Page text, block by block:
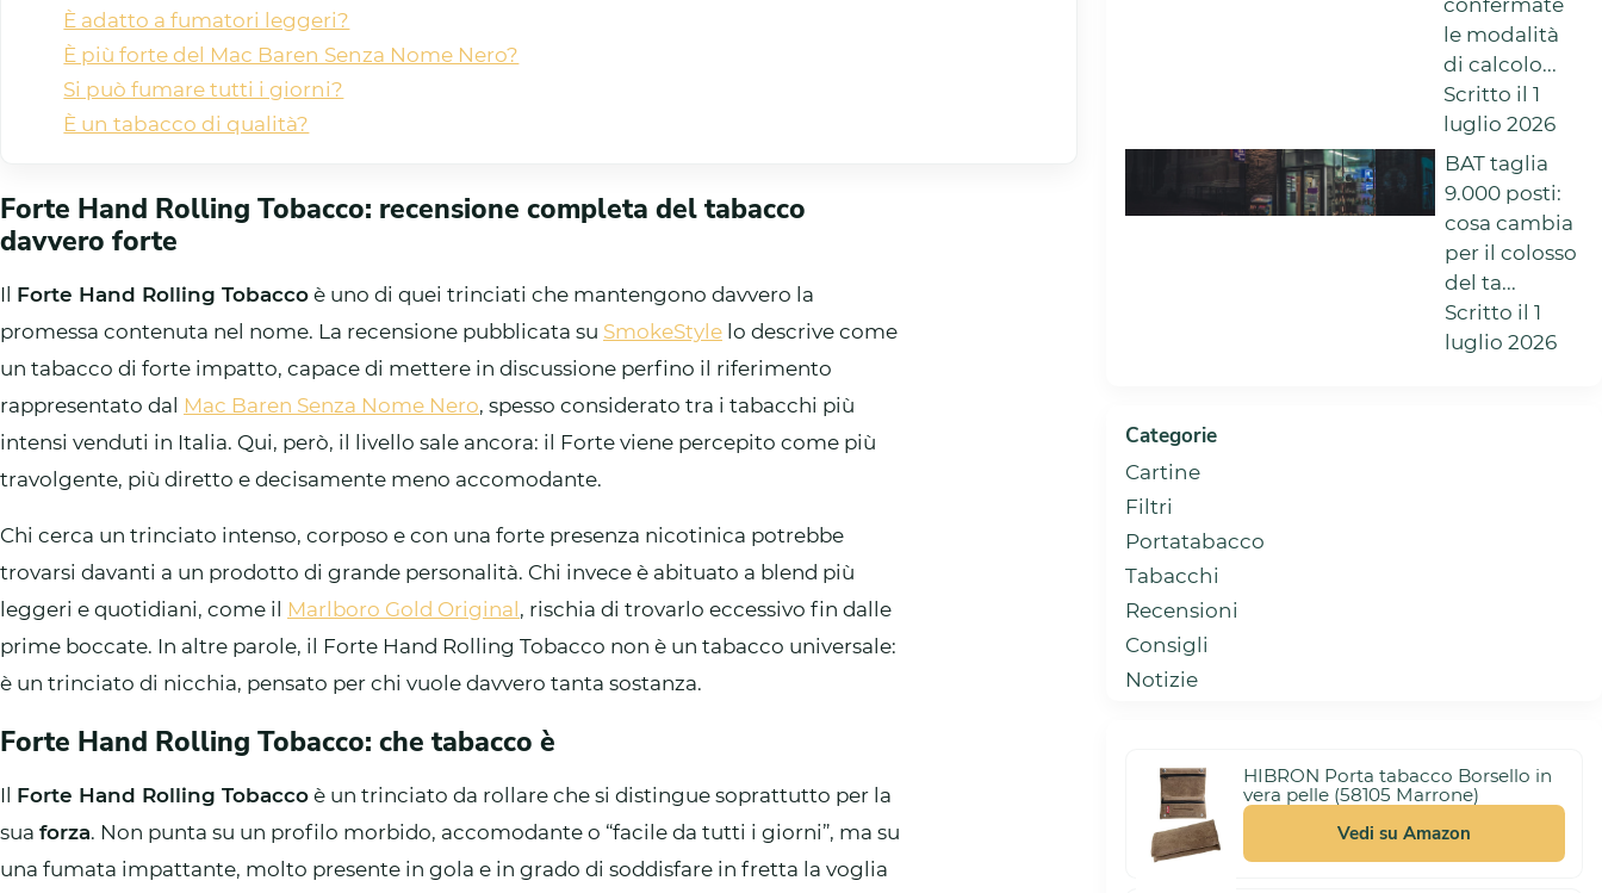
È adatto a fumatori leggeri?
È più forte del Mac Baren Senza Nome Nero?
Si può fumare tutti i giorni?
È un tabacco di qualità?
Forte Hand Rolling Tobacco: recensione completa del tabacco
davvero forte
Il Forte Hand Rolling Tobacco è uno di quei trinciati che mantengono davvero la
promessa contenuta nel nome. La recensione pubblicata su SmokeStyle lo descrive come
un tabacco di forte impatto, capace di mettere in discussione perfino il riferimento
rappresentato dal Mac Baren Senza Nome Nero, spesso considerato tra i tabacchi più
intensi venduti in Italia. Qui, però, il livello sale ancora: il Forte viene percepito come più
travolgente, più diretto e decisamente meno accomodante.
Chi cerca un trinciato intenso, corposo e con una forte presenza nicotinica potrebbe
trovarsi davanti a un prodotto di grande personalità. Chi invece è abituato a blend più
leggeri e quotidiani, come il Marlboro Gold Original , rischia di trovarlo eccessivo fin dalle
prime boccate. In altre parole, il Forte Hand Rolling Tobacco non è un tabacco universale:
è un trinciato di nicchia, pensato per chi vuole davvero tanta sostanza.
Forte Hand Rolling Tobacco: che tabacco è
Il Forte Hand Rolling Tobacco è un trinciato da rollare che si distingue soprattutto per la
sua forza. Non punta su un profilo morbido, accomodante o “facile da tutti i giorni”, ma su
una fumata impattante, molto presente in gola e in grado di soddisfare in fretta la voglia
confermate
le modalità
di calcolo...
Scritto il 1
luglio 2026
BAT taglia
9.000 posti:
cosa cambia
per il colosso
del ta...
Scritto il 1
luglio 2026
Categorie
Cartine
Filtri
Portatabacco
Tabacchi
Recensioni
Consigli
Notizie
HIBRON Porta tabacco Borsello in
vera pelle (58105 Marrone)
Vedi su Amazon